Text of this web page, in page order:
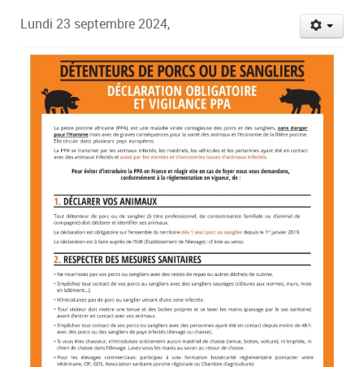
Lundi 23 septembre 2024,